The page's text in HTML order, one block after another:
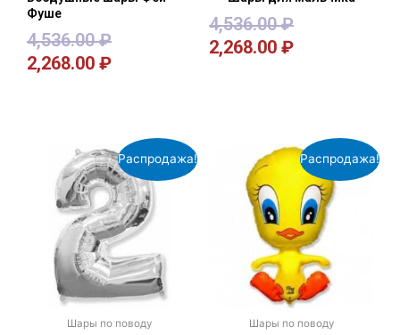
Фуше
4,536.00₽
2,268.00 ₽
4,536.00₽
2,268.00 ₽
Распродажа!
Шары по поводу
Распродажа!
Шары по поводу